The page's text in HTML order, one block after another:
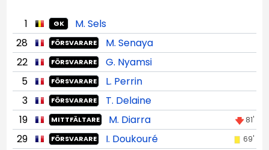
1 GK
M. Sels
28
FÖRSVARARE
M. Senaya
22
FÖRSVARARE
G. Nyamsi
5
FÖRSVARARE
L. Perrin
3
FÖRSVARARE
T. Delaine
19
MITTFÄLTARE M. Diarra 81'
29 FÖRSVARARE I. Doukouré 69'